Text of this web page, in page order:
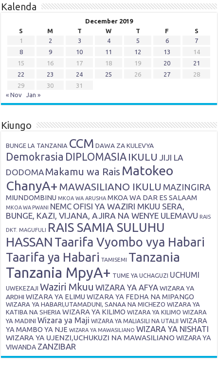
Kalenda
December 2019
S
M T W T F
S
1
2 3 4 5 6
7
8
9 10 11 12 13
14
15
16 17 18 19 20
21
22
23 24 25 26 27
28
29
30
31
« Nov
Jan »
Kiungo
BUNGE LA TANZANIA CCM DAWA ZA KULEVYA
Demokrasia DIPLOMASIA IKULU JIJI LA
DODOMA Makamu wa Rais Matokeo
ChanyA+ MAWASILIANO IKULU MAZINGIRA
MIUNDOMBINU MKOA WA ARUSHA MKOA WA DAR ES SALAAM
MKOA WA PWANI NEMC OFISI YA WAZIRI MKUU SERA,
BUNGE, KAZI, VIJANA, AJIRA NA WENYE ULEMAVU RAIS
DKT. MAGUFULI RAIS SAMIA SULUHU
HASSAN Taarifa Vyombo vya Habari
Taarifa ya Habari TAMISEMI Tanzania
Tanzania MpyA+ TUME YA UCHAGUZI UCHUMI
UWEKEZAJI Waziri Mkuu WIZARA YA AFYA WIZARA YA
ARDHI WIZARA YA ELIMU WIZARA YA FEDHA NA MIPANGO
WIZARA YA HABARI,UTAMADUNI, SANAA NA MICHEZO WIZARA YA
KATIBA NA SHERIA WIZARA YA KILIMO WIZARA YA KILIMO WIZARA
YA MADINI Wizara ya Maji WIZARA YA MALIASILI NA UTALII
WIZARA
YA MAMBO YA NJE WIZARA YA MAWASILIANO WIZARA YA NISHATI
WIZARA YA UJENZI,UCHUKUZI NA MAWASILIANO WIZARA YA
VIWANDA ZANZIBAR